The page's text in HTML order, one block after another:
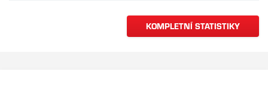
KOMPLETNÍ STATISTIKY